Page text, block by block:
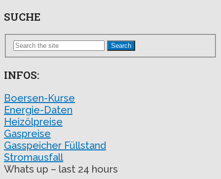
SUCHE
Search
INFOS:
Boersen-Kurse
Energie-Daten
Heizölpreise
Gaspreise
Gasspeicher Füllstand
Stromausfall
Whats up – last 24 hours